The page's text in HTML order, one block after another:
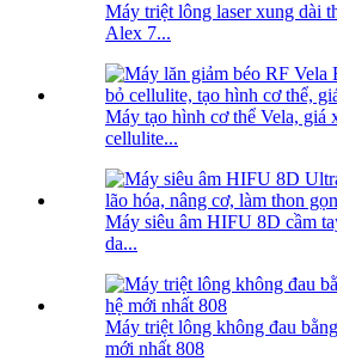
Máy triệt lông laser xung dài
Alex 7...
Máy tạo hình cơ thể Vela, giá
cellulite...
Máy siêu âm HIFU 8D cầm
da...
Máy triệt lông không đau
mới nhất 808